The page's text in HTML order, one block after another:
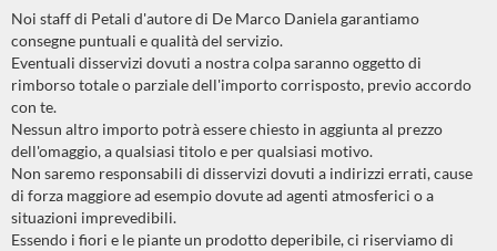
Noi staff di Petali d'autore di De Marco Daniela garantiamo
consegne puntuali e qualità del servizio.
Eventuali disservizi dovuti a nostra colpa saranno oggetto di
rimborso totale o parziale dell'importo corrisposto, previo accordo
con te.
Nessun altro importo potrà essere chiesto in aggiunta al prezzo
dell'omaggio, a qualsiasi titolo e per qualsiasi motivo.
Non saremo responsabili di disservizi dovuti a indirizzi errati, cause
di forza maggiore ad esempio dovute ad agenti atmosferici o a
situazioni imprevedibili.
Essendo i fiori e le piante un prodotto deperibile, ci riserviamo di